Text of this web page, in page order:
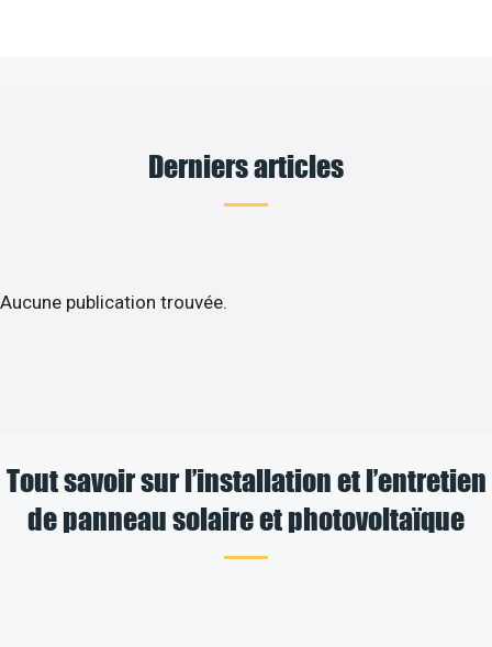
Derniers articles
Aucune publication trouvée.
Tout savoir sur l’installation et l’entretien
de panneau solaire et photovoltaïque